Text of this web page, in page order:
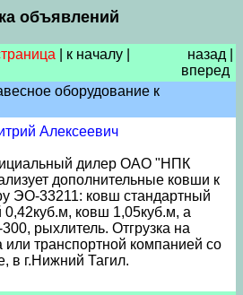
объявлений
к началу назад
вперед
оборудование к
Алексеевич
дилер ОАО "НПК
дополнительные ковши к
ЭО-33211: ковш стандартный
0,42куб.м, ковш 1,05куб.м, а
рыхлитель. Отгрузка на
транспортной компанией со
в г.Нижний Тагил.